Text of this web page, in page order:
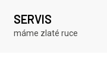
SERVIS
máme zlaté ruce